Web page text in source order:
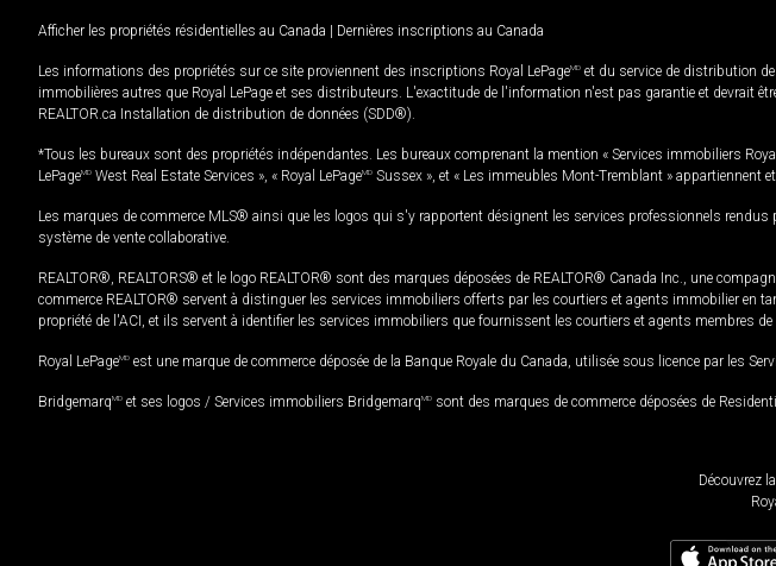
Afficher les propriétés résidentielles au Canada | Dernières inscriptions au Canada
Les informations des propriétés sur ce site proviennent des inscriptions Royal LePageMD et du service de distribution
immobilières autres que Royal LePage et ses distributeurs. L'exactitude de l'information n'est pas garantie et devrait
REALTOR.ca Installation de distribution de données (SDD®).
*Tous les bureaux sont des propriétés indépendantes. Les bureaux comprenant la mention « Services immobiliers
LePageMD West Real Estate Services », « Royal LePageMD Sussex », et « Les immeubles Mont-Tremblant » appartiennent
Les marques de commerce MLS® ainsi que les logos qui s'y rapportent désignent les services professionnels
système de vente collaborative.
REALTOR®, REALTORS® et le logo REALTOR® sont des marques déposées de REALTOR® Canada Inc., une
commerce REALTOR® servent à distinguer les services immobiliers offerts par les courtiers et agents immobilier
propriété de l'ACI, et ils servent à identifier les services immobiliers que fournissent les courtiers et agents membres de
Royal LePageMD est une marque de commerce déposée de la Banque Royale du Canada, utilisée sous licence par les
BridgemarqMD et ses logos / Services immobiliers BridgemarqMD sont des marques de commerce déposées de
Découvrez